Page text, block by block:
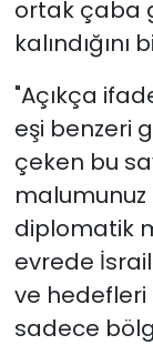
ortak çaba
kalındığını
"Açıkça
eşi benzeri
çeken bu
malumunuz
diplomatik
evrede
ve hedefleri
sadece